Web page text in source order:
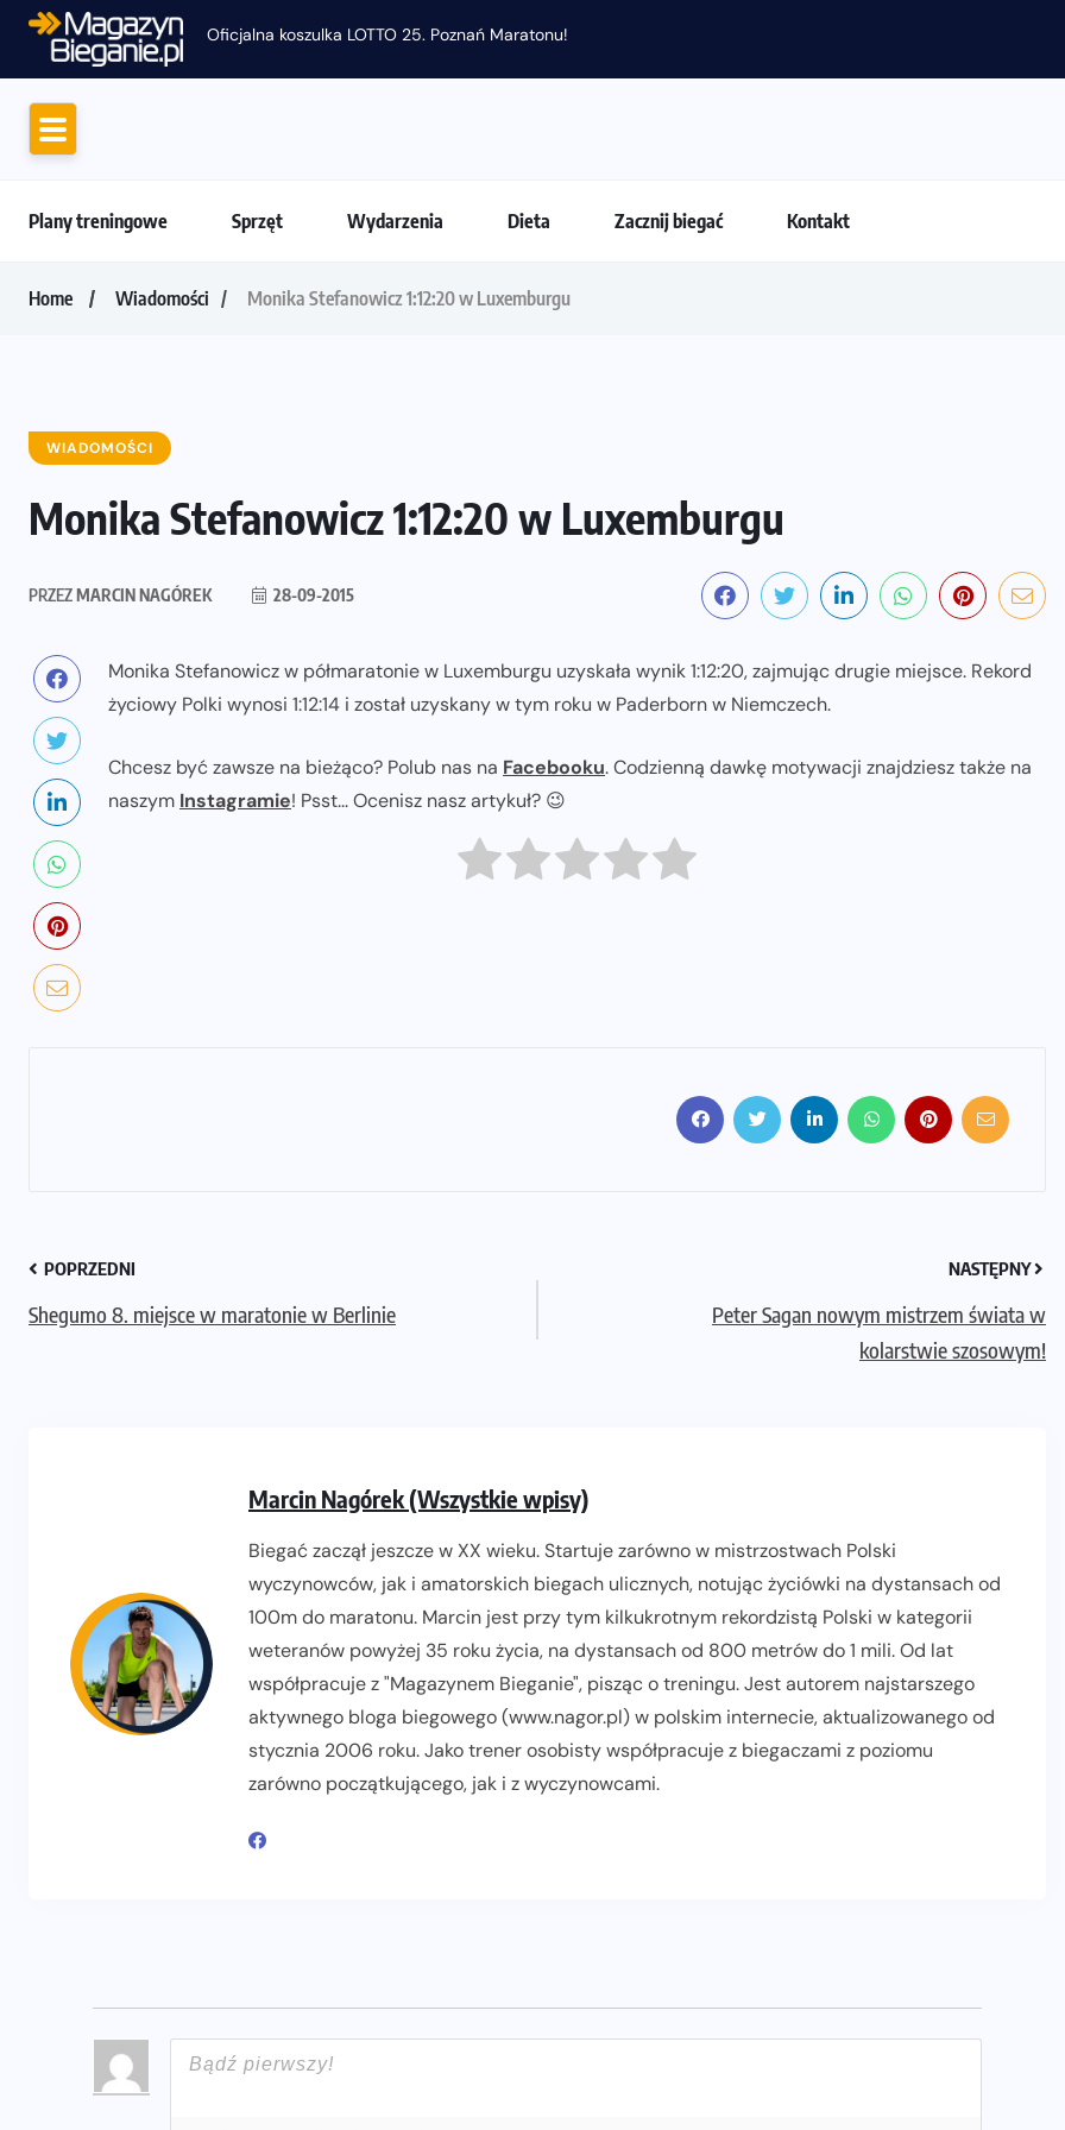
Oficjalna koszulka LOTTO 25. Poznań Maratonu!
Plany treningowe Sprzęt Wydarzenia Dieta Zacznij biegać Kontakt
Home Wiadomości Monika Stefanowicz 1:12:20 w Luxemburgu
WIADOMOŚCI
Monika Stefanowicz 1:12:20 w Luxemburgu
PRZEZMARCIN NAGÓREK 28-09-2015
Monika Stefanowicz w półmaratonie w Luxemburgu uzyskała wynik 1:12:20, zajmując drugie miejsce. Rekord
życiowy Polki wynosi 1:12:14 i został uzyskany w tym roku w Paderborn w Niemczech.
Chcesz być zawsze na bieżąco? Polub nas na Facebooku. Codzienną dawkę motywacji znajdziesz także na
naszym Instagramie! Psst... Ocenisz nasz artykuł? 😉
POPRZEDNI
Shegumo 8. miejsce w maratonie w Berlinie
NASTĘPNY
Peter Sagan nowym mistrzem świata w
kolarstwie szosowym!
Marcin Nagórek (Wszystkie wpisy)
Biegać zaczął jeszcze w XX wieku. Startuje zarówno w mistrzostwach Polski
wyczynowców, jak i amatorskich biegach ulicznych, notując życiówki na dystansach od
100m do maratonu. Marcin jest przy tym kilkukrotnym rekordzistą Polski w kategorii
weteranów powyżej 35 roku życia, na dystansach od 800 metrów do 1 mili. Od lat
współpracuje z "Magazynem Bieganie", pisząc o treningu. Jest autorem najstarszego
aktywnego bloga biegowego (www.nagor.pl) w polskim internecie, aktualizowanego od
stycznia 2006 roku. Jako trener osobisty współpracuje z biegaczami z poziomu
zarówno początkującego, jak i z wyczynowcami.
AKTUALNOŚCI INFORMACJE PRASOWE